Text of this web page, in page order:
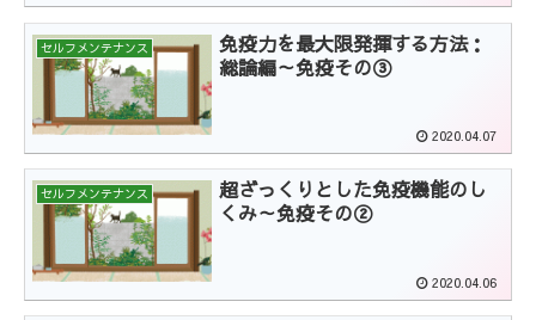
セルフメンテナンス
免疫力を最大限発揮する方法：
総論編～免疫その③
2020.04.07
セルフメンテナンス
超ざっくりとした免疫機能のし
くみ～免疫その②
2020.04.06